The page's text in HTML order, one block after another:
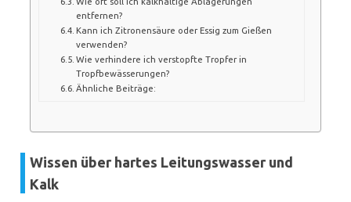
entfernen?
Kann ich Zitronensäure oder Essig zum Gießen
verwenden?
Wie verhindere ich verstopfte Tropfer in
Tropfbewässerungen?
Ähnliche Beiträge:
Wissen über hartes Leitungswasser und
Kalk